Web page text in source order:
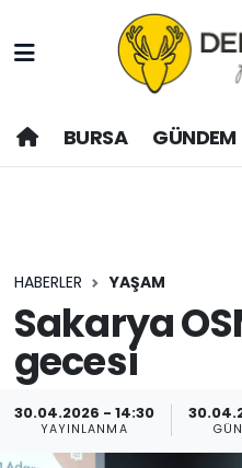
BURSA GÜNDEM
HABERLER YAŞAM
Sakarya
gecesi
30.04.2026 - 14:30
YAYINLANMA
Hava Durumu
Trafik Durumu
Son Dakika
Haber Arşivi